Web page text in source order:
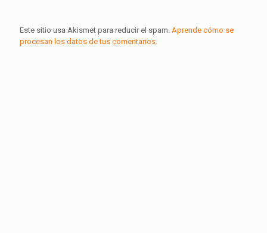
Este sitio usa Akismet para reducir el spam. Aprende cómo se
procesan los datos de tus comentarios.